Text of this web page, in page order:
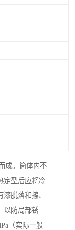
成。筒体内不
定型后应将冷
脱落和擦、
以防局部锈
（实际一般